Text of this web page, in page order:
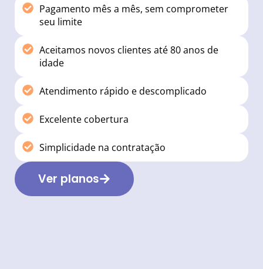
Pagamento mês a mês, sem comprometer
seu limite
Aceitamos novos clientes até 80 anos de
idade
Atendimento rápido e descomplicado
Excelente cobertura
Simplicidade na contratação
Ver planos